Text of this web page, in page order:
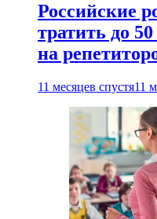
Российские
тратить до
на
11 месяцев спустя11